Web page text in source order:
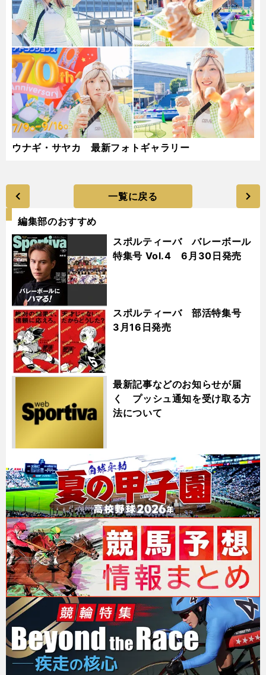
ウナギ・サヤカ 最新フォトギャラリー
一覧に戻る
編集部のおすすめ
スポルティーバ バレーボール
特集号 Vol.4 6月30日発売
スポルティーバ 部活特集号
3月16日発売
最新記事などのお知らせが届
く プッシュ通知を受け取る方
法について